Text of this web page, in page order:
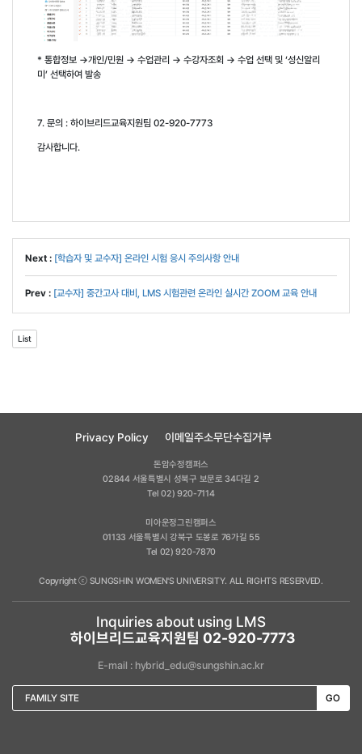
* 통합정보 →개인/민원 → 수업관리 → 수강자조회 → 수업 선택 및 ‘성신알리
미 ’ 선택하여 발송
7. 문의 : 하이브리드교육지원팀 02-920-7773
감사합니다.
Next : [학습자 및 교수자] 온라인 시험 응시 주의사항 안내
Prev : [교수자] 중간고사 대비, LMS 시험관련 온라인 실시간 ZOOM 교육 안내
List
Privacy Policy 이메일주소무단수집거부
돈암수정캠퍼스
02844 서울특별시 성북구 보문로 34다길 2
Tel 02) 920-7114
미아운정그린캠퍼스
01133 서울특별시 강북구 도봉로 76가길 55
Tel 02) 920-7870
Copyright ⓒ SUNGSHIN WOMEN'S UNIVERSITY. ALL RIGHTS RESERVED.
Inquiries about using LMS
하이브리드교육지원팀 02-920-7773
E-mail : hybrid_edu@sungshin.ac.kr
FAMILY SITE GO